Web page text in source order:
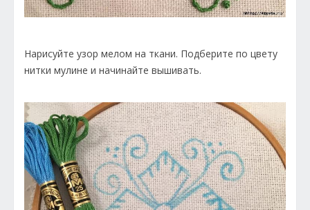
Нарисуйте узор мелом на ткани. Подберите по цвету
нитки мулине и начинайте вышивать.